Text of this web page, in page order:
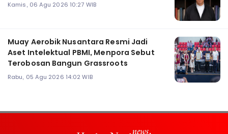
Kamis, 06 Agu 2026 10:27 WIB
Muay Aerobik Nusantara Resmi Jadi
Aset Intelektual PBMI, Menpora Sebut
Terobosan Bangun Grassroots
Rabu, 05 Agu 2026 14:02 WIB